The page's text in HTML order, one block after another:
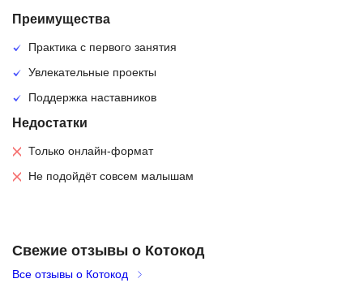
Преимущества
Практика с первого занятия
Увлекательные проекты
Поддержка наставников
Недостатки
Только онлайн-формат
Не подойдёт совсем малышам
Свежие отзывы о Котокод
Все отзывы о Котокод